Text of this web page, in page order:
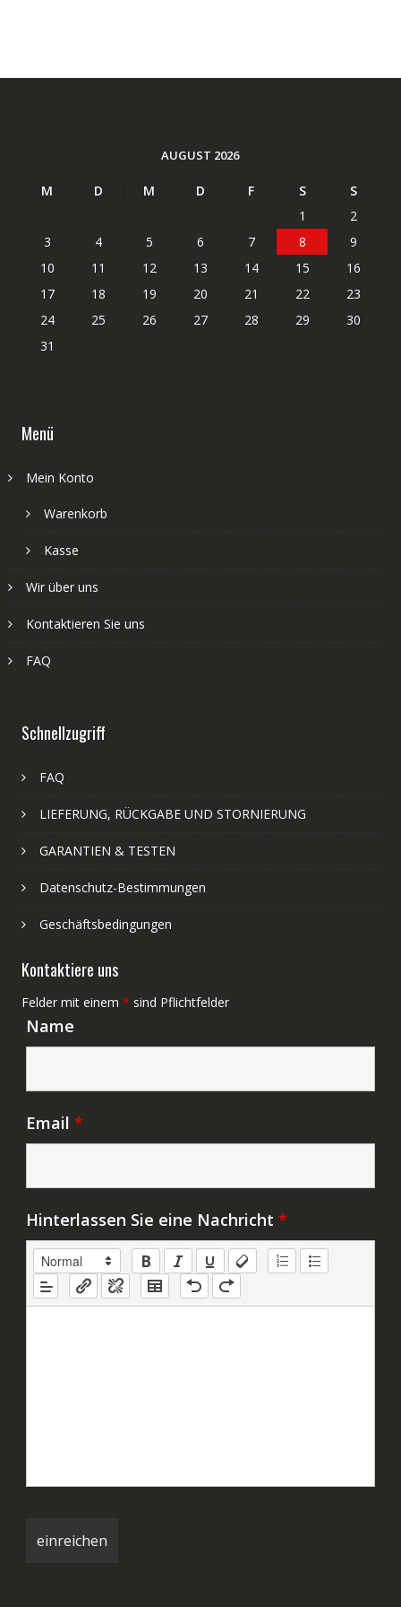
AUGUST 2026
M D M D F S
S
1
2
3
4 5 6 7 8
9
10
11 12 13 14 15
16
17
18 19 20 21 22
23
24
25 26 27 28 29
30
31
Menü
Mein Konto
Warenkorb
Kasse
Wir über uns
Kontaktieren Sie uns
FAQ
Schnellzugriff
FAQ
LIEFERUNG, RÜCKGABE UND STORNIERUNG
GARANTIEN & TESTEN
Datenschutz-Bestimmungen
Geschäftsbedingungen
Kontaktiere uns
Felder mit einem * sind Pflichtfelder
Name
Email *
Hinterlassen Sie eine Nachricht *